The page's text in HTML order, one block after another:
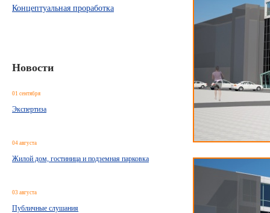
Концептуальная проработка
Новости
01 сентября
Экспертиза
04 августа
Жилой дом, гостиница и подземная парковка
03 августа
Публичные слушания